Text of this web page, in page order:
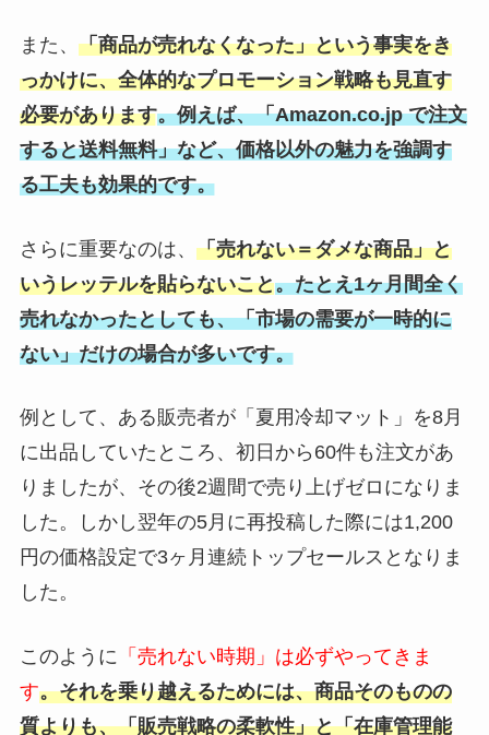
また、 「商品が売れなくなった」という事実をき
っかけに、全体的なプロモーション戦略も見直す
必要があります。例えば、「Amazon.co.jp で注文
すると送料無料」など、価格以外の魅力を強調す
る工夫も効果的です。
さらに重要なのは、 「売れない＝ダメな商品」と
いうレッテルを貼らないこと。たとえ1ヶ月間全く
売れなかったとしても、「市場の需要が一時的に
ない」だけの場合が多いです。
例として、ある販売者が「夏用冷却マット」を8月
に出品していたところ、初日から60件も注文があ
りましたが、その後2週間で売り上げゼロになりま
した。しかし翌年の5月に再投稿した際には1,200
円の価格設定で3ヶ月連続トップセールスとなりま
した。
このように 「売れない時期」は必ずやってきま
す。それを乗り越えるためには、商品そのものの
質よりも、「販売戦略の柔軟性」と「在庫管理能